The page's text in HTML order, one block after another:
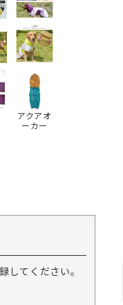
アクアオ
ーカー
してください。